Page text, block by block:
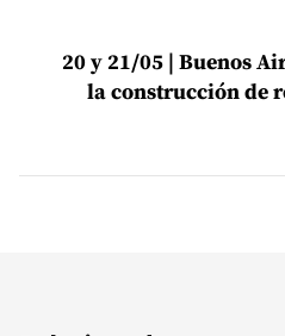
20 y 21/05 | Buenos
la construcción de